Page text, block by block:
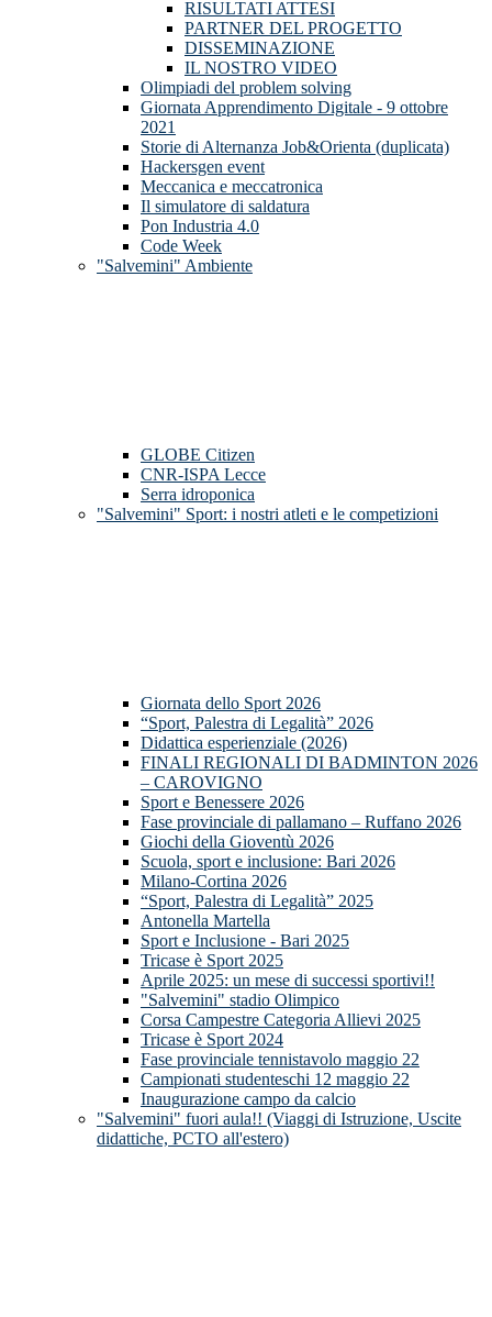
RISULTATI ATTESI
PARTNER DEL PROGETTO
DISSEMINAZIONE
IL NOSTRO VIDEO
Olimpiadi del problem solving
Giornata Apprendimento Digitale - 9 ottobre
2021
Storie di Alternanza Job&Orienta (duplicata)
Hackersgen event
Meccanica e meccatronica
Il simulatore di saldatura
Pon Industria 4.0
Code Week
"Salvemini" Ambiente
GLOBE Citizen
CNR-ISPA Lecce
Serra idroponica
"Salvemini" Sport: i nostri atleti e le competizioni
Giornata dello Sport 2026
“Sport, Palestra di Legalità” 2026
Didattica esperienziale (2026)
FINALI REGIONALI DI BADMINTON 2026
– CAROVIGNO
Sport e Benessere 2026
Fase provinciale di pallamano – Ruffano 2026
Giochi della Gioventù 2026
Scuola, sport e inclusione: Bari 2026
Milano-Cortina 2026
“Sport, Palestra di Legalità” 2025
Antonella Martella
Sport e Inclusione - Bari 2025
Tricase è Sport 2025
Aprile 2025: un mese di successi sportivi!!
"Salvemini" stadio Olimpico
Corsa Campestre Categoria Allievi 2025
Tricase è Sport 2024
Fase provinciale tennistavolo maggio 22
Campionati studenteschi 12 maggio 22
Inaugurazione campo da calcio
"Salvemini" fuori aula!! (Viaggi di Istruzione, Uscite
didattiche, PCTO all'estero)